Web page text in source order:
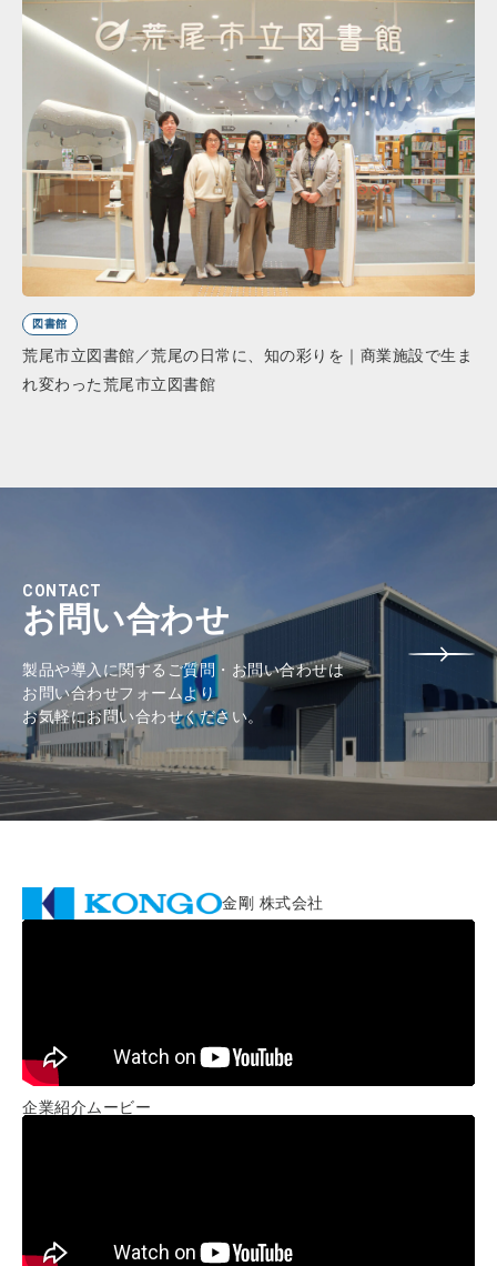
図書館
荒尾市立図書館／荒尾の日常に、知の彩りを｜商業施設で生ま
れ変わった荒尾市立図書館
CONTACT
お問い合わせ
製品や導入に関するご質問・お問い合わせは
お問い合わせフォームより
お気軽にお問い合わせください。
金剛 株式会社
企業紹介ムービー